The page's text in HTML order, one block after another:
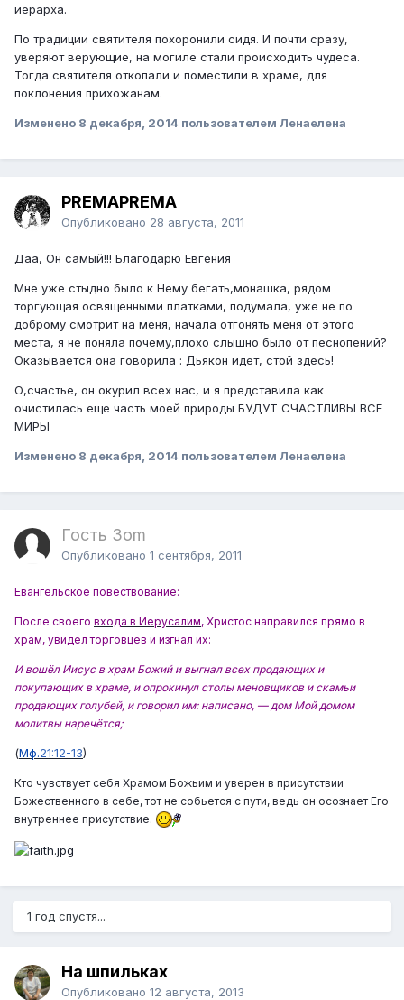
иерарха.
По традиции святителя похоронили сидя. И почти сразу,
уверяют верующие, на могиле стали происходить чудеса.
Тогда святителя откопали и поместили в храме, для
поклонения прихожанам.
Изменено 8 декабря, 2014 пользователем Ленаелена
PREMAPREMA
Опубликовано 28 августа, 2011
Даа, Он самый!!! Благодарю Евгения
Мне уже стыдно было к Нему бегать,монашка, рядом
торгующая освященными платками, подумала, уже не по
доброму смотрит на меня, начала отгонять меня от этого
места, я не поняла почему,плохо слышно было от песнопений?
Оказывается она говорила : Дьякон идет, стой здесь!
О,счастье, он окурил всех нас, и я представила как
очистилась еще часть моей природы БУДУТ СЧАСТЛИВЫ ВСЕ
МИРЫ
Изменено 8 декабря, 2014 пользователем Ленаелена
Гость 3om
Опубликовано 1 сентября, 2011
Евангельское повествование:
После своего входа в Иерусалим, Христос направился прямо в
храм, увидел торговцев и изгнал их:
И вошёл Иисус в храм Божий и выгнал всех продающих и
покупающих в храме, и опрокинул столы меновщиков и скамьи
продающих голубей, и говорил им: написано, — дом Мой домом
молитвы наречётся;
(Мф.21:12-13)
Кто чувствует себя Храмом Божьим и уверен в присутствии
Божественного в себе, тот не собьется с пути, ведь он осознает Его
внутреннее присутствие.
1 год спустя...
На шпильках
Опубликовано 12 августа, 2013